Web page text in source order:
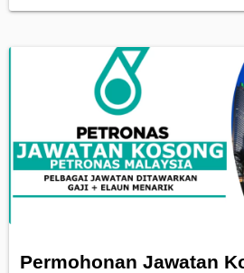
Permohonan Jawatan